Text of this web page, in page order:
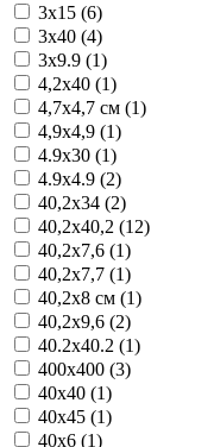
3x15 (6)
3x40 (4)
3x9.9 (1)
4,2x40 (1)
4,7x4,7 см (1)
4,9x4,9 (1)
4.9x30 (1)
4.9x4.9 (2)
40,2x34 (2)
40,2x40,2 (12)
40,2x7,6 (1)
40,2x7,7 (1)
40,2x8 см (1)
40,2x9,6 (2)
40.2x40.2 (1)
400x400 (3)
40x40 (1)
40x45 (1)
40x6 (1)